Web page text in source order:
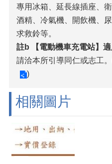
專用冰箱、延長線插座、
酒精、冷氣機、開飲機、
求救鈴等。
註b 【電動機車充電站】
請洽本所引導同仁或志工
)
相關圖片